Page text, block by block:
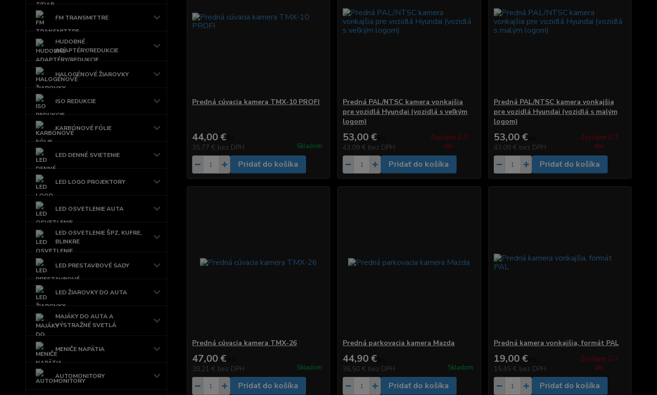
FM TRANSMITTRE
HUDOBNÉ
ADAPTÉRY/REDUKCIE
HALOGÉNOVÉ ŽIAROVKY
ISO REDUKCIE
KARBÓNOVÉ FÓLIE
LED DENNÉ SVIETENIE
LED LOGO PROJEKTORY
LED OSVETLENIE AUTA
LED OSVETLENIE ŠPZ, KUFRE,
BLINKRE
LED PRESTAVBOVÉ SADY
LED ŽIAROVKY DO AUTA
MAJÁKY DO AUTA A
VÝSTRAŽNÉ SVETLÁ
MENIČE NAPÄTIA
AUTOMONITORY
Predná cúvacia kamera TMX-10 PROFI
44,00 €/
35,77 € bez DPH Skladom
Pridať do košíka
Predná PAL/NTSC kamera vonkajšia
pre vozidlá Hyundai (vozidlá s veľkým
logom)
53,00 €
43,09 € bez DPH
Zvyčajne 2-7
dni.
Pridať do košíka
Predná PAL/NTSC kamera vonkajšia
pre vozidlá Hyundai (vozidlá s malým
logom)
53,00 €/
43,09 € bez DPH
Zvyčajne 2-7
dni.
Pridať do košíka
Predná cúvacia kamera TMX-26
47,00 €/
38,21 € bez DPH Skladom
Pridať do košíka
Predná parkovacia kamera Mazda
44,90 €
36,50 € bez DPH Skladom
Pridať do košíka
Predná kamera vonkajšia, formát PAL
19,00 €/
15,45 € bez DPH
Zvyčajne 2-7
dni.
Pridať do košíka